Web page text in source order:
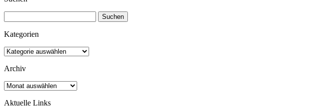
nach:
Kategorien
Kategorien
Archiv
Archiv
Aktuelle Links